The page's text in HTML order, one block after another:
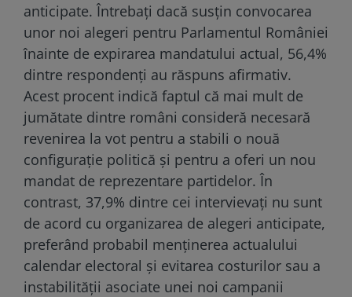
anticipate. Întrebați dacă susțin convocarea
unor noi alegeri pentru Parlamentul României
înainte de expirarea mandatului actual, 56,4%
dintre respondenți au răspuns afirmativ.
Acest procent indică faptul că mai mult de
jumătate dintre români consideră necesară
revenirea la vot pentru a stabili o nouă
configurație politică și pentru a oferi un nou
mandat de reprezentare partidelor. În
contrast, 37,9% dintre cei intervievați nu sunt
de acord cu organizarea de alegeri anticipate,
preferând probabil menținerea actualului
calendar electoral și evitarea costurilor sau a
instabilității asociate unei noi campanii